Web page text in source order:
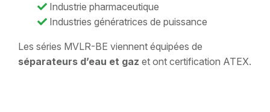
Industrie pharmaceutique
Industries génératrices de puissance
Les séries MVLR-BE viennent équipées de
séparateurs d’eau et gaz et ont certification ATEX.